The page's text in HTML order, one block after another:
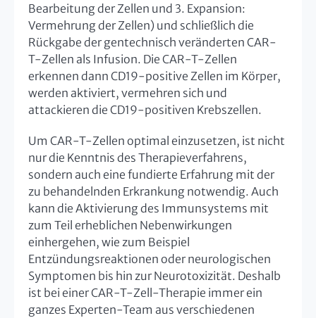
Bearbeitung der Zellen und 3. Expansion:
Vermehrung der Zellen) und schließlich die
Rückgabe der gentechnisch veränderten CAR-
T-Zellen als Infusion. Die CAR-T-Zellen
erkennen dann CD19-positive Zellen im Körper,
werden aktiviert, vermehren sich und
attackieren die CD19-positiven Krebszellen.
Um CAR-T-Zellen optimal einzusetzen, ist nicht
nur die Kenntnis des Therapieverfahrens,
sondern auch eine fundierte Erfahrung mit der
zu behandelnden Erkrankung notwendig. Auch
kann die Aktivierung des Immunsystems mit
zum Teil erheblichen Nebenwirkungen
einhergehen, wie zum Beispiel
Entzündungsreaktionen oder neurologischen
Symptomen bis hin zur Neurotoxizität. Deshalb
ist bei einer CAR-T-Zell-Therapie immer ein
ganzes Experten-Team aus verschiedenen